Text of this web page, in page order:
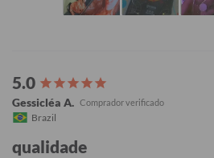
Gessicléa A.
Brazil
qualidade